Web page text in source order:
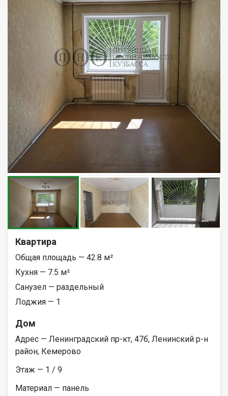
Квартира
Общая площадь — 42.8 м²
Кухня — 7.5 м²
Санузел — раздельный
Лоджия — 1
Дом
Адрес — Ленинградский пр-кт, 47б, Ленинский р-н
район, Кемерово
Этаж — 1 / 9
Материал — панель